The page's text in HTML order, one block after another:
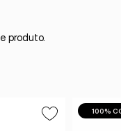
produto.
100%